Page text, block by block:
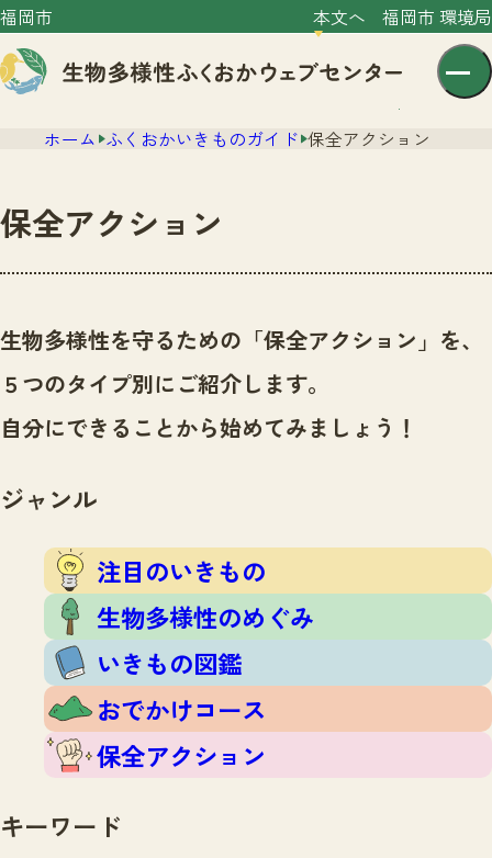
福岡市 本文へ 福岡市 環境局
センター紹介
センター紹介TOP
サイトポリシー
ニュース
ニュースTOP
市の取組み
いきものガイド
注目のいきもの
いきもの図鑑
おでかけコース
保全アクション
調査レポート
調査レポートTOP
調査結果
ふくおかいきものマップ
マッチング
マッチングTOP
掲載申し込みフォーム
お問合せ
ホーム ふくおかいきものガイド 保全アクション
保全アクション
生物多様性を守るための「保全アクション」を、
５つのタイプ別にご紹介します。
自分にできることから始めてみましょう！
ジャンル
注目のいきもの
生物多様性のめぐみ
いきもの図鑑
おでかけコース
保全アクション
キーワード